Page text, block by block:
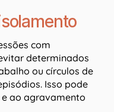
com
determinados
ou círculos de
Isso pode
ao agravamento